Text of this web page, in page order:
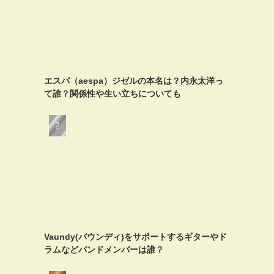
エスパ（aespa）ジゼルの本名は？内永太洋っ
て誰？関係性や生い立ちについても
Vaundy(バウンディ)をサポートするギターやド
ラムなどバンドメンバーは誰？